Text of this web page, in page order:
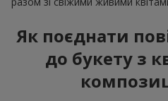
Як поєднати
до букету з